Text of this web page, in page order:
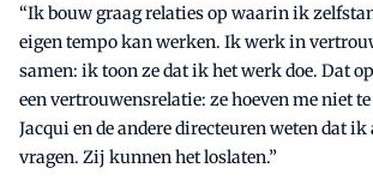
“Ik bouw graag relaties op waarin ik
eigen tempo kan werken. Ik werk in
samen: ik toon ze dat ik het werk doe. Dat
een vertrouwensrelatie: ze hoeven me niet
Jacqui en de andere directeuren weten dat ik
vragen. Zij kunnen het loslaten.”